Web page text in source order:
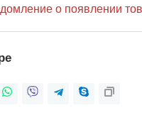
о появлении